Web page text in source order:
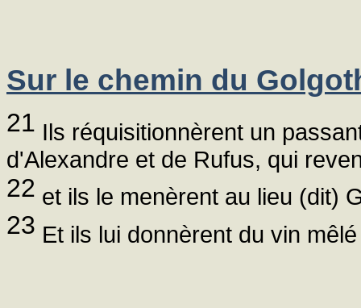
Sur le chemin du
21 Ils réquisitionnèrent un
d'Alexandre et de Rufus, qui
22 et ils le menèrent au lieu (dit)
23 Et ils lui donnèrent du vin